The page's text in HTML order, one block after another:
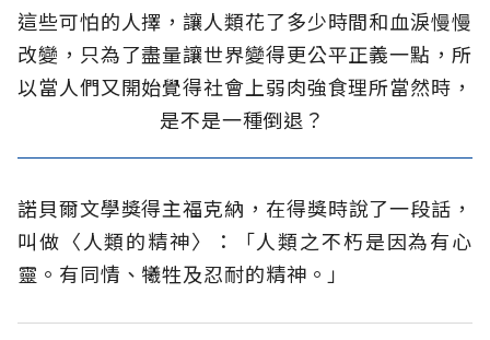
這些可怕的人擇，讓人類花了多少時間和血淚慢慢
改變，只為了盡量讓世界變得更公平正義一點，所
以當人們又開始覺得社會上弱肉強食理所當然時，
是不是一種倒退？
諾貝爾文學獎得主福克納，在得獎時說了一段話，
叫做〈人類的精神〉：「人類之不朽是因為有心
靈。有同情、犧牲及忍耐的精神。」